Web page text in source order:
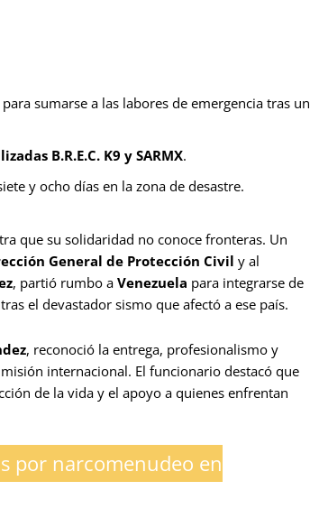
para sumarse a las labores de emergencia tras un
B.R.E.C. K9 y SARMX.
y ocho días en la zona de desastre.
que su solidaridad no conoce fronteras. Un
General de Protección Civil y al
, partió rumbo a Venezuela para integrarse de
el devastador sismo que afectó a ese país.
, reconoció la entrega, profesionalismo y
internacional. El funcionario destacó que
de la vida y el apoyo a quienes enfrentan
por narcomenudeo en